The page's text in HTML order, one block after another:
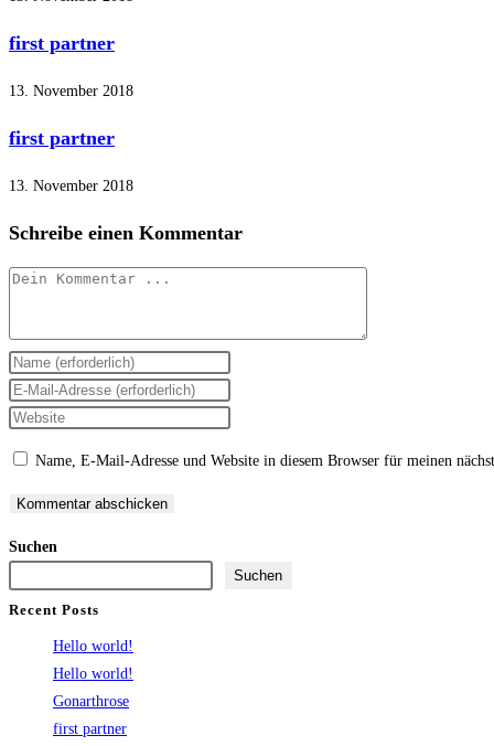
first partner
13. November 2018
first partner
13. November 2018
Schreibe einen Kommentar
Kommentieren
Gib
deinen
Namen
Benutzernamen
zum
ein
Gib
deine
Adresse
Kommentieren
Gib
URL
(optional)
Name, E-Mail-Adresse und Website in diesem Browser für meinen
Suchen
Suchen
Recent Posts
Hello world!
Hello world!
Gonarthrose
first partner